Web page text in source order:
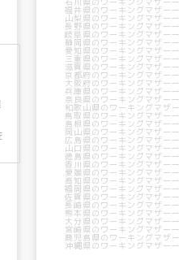
福井県のワーキングマザー
山梨県のワーキングマザー
長野県のワーキングマザー
岐阜県のワーキングマザー
静岡県のワーキングマザー
愛知県のワーキングマザー
三重県のワーキングマザー
滋賀県のワーキングマザー
京都府のワーキングマザー
大阪府のワーキングマザー
兵庫県のワーキングマザー
奈良県のワーキングマザー
和歌山県のワーキングマザ
鳥取県のワーキングマザー
島根県のワーキングマザー
岡山県のワーキングマザー
広島県のワーキングマザー
山口県のワーキングマザー
徳島県のワーキングマザー
香川県のワーキングマザー
愛媛県のワーキングマザー
高知県のワーキングマザー
福岡県のワーキングマザー
佐賀県のワーキングマザー
長崎県のワーキングマザー
熊本県のワーキングマザー
大分県のワーキングマザー
宮崎県のワーキングマザー
鹿児島県のワーキングマザ
沖縄県のワーキングマザー